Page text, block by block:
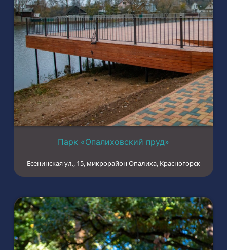
Парк «Опалиховский пруд»
Есенинская ул., 15, микрорайон Опалиха, Красногорск